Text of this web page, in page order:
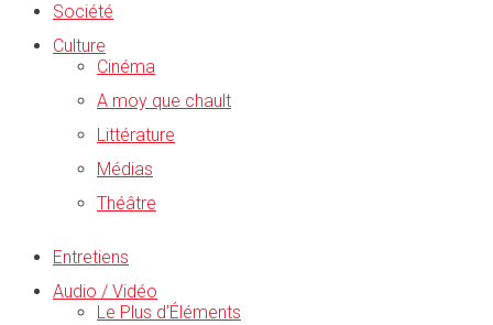
Société
Culture
Cinéma
A moy que chault
Littérature
Médias
Théâtre
Entretiens
Audio / Vidéo
Le Plus d’Éléments